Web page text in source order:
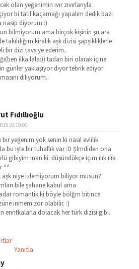
olan yeğenimin ıvır zıvırlarıyla
bi tatil kaçamağı yapalım dedik bazı
nasip diyorum :)
bilmiyorum ama birçok kişinin şu ara
takıldığım kiralık aşk dizisi şapşikliklerle
bir dizi tavsiye ederim..
ilka lala:)) tadan biri olarak içine
günler yaklaşıyor diyor tebrik ediyor
diliyorum..
Fıdıllıoğlu
23:19:00
bir yeğenim yok senin ki nasıl evlilik
bu işte bir tuhaflık var :D Şİmdiden ona
gibiyim inan ki. düşündükçe içim ılık ılık
^^
aşk niye izlemiyorum biliyor musun?
bile şahane kabul ama
romantik ki böyle bölğm bitince
inmem zor olabilir. :)
enritkalarla dolacak her türk dizisi gibi.
Yanıtla